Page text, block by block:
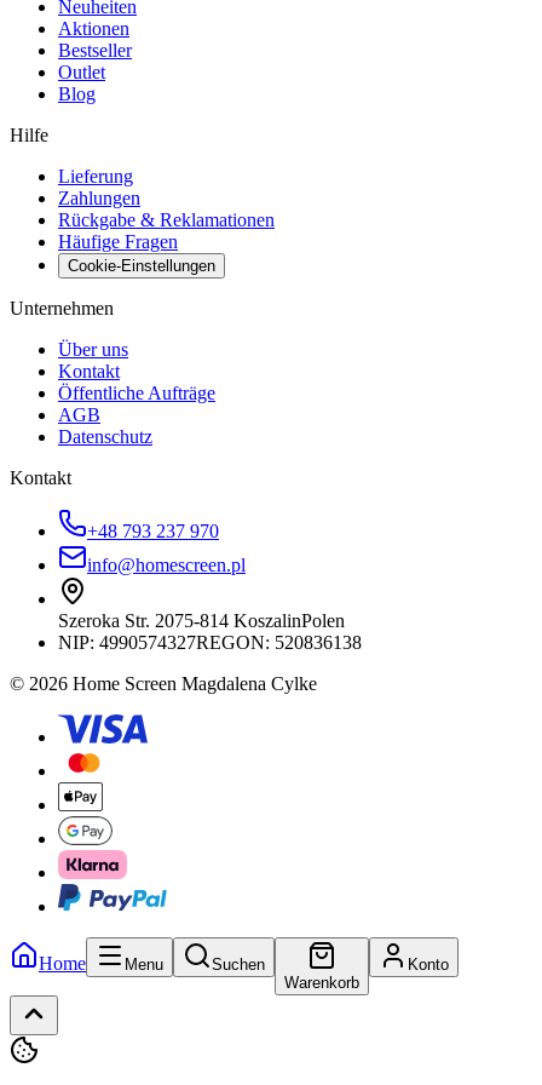
Neuheiten
Aktionen
Bestseller
Outlet
Blog
Hilfe
Lieferung
Zahlungen
Rückgabe & Reklamationen
Häufige Fragen
Cookie-Einstellungen
Unternehmen
Über uns
Kontakt
Öffentliche Aufträge
AGB
Datenschutz
Kontakt
+48 793 237 970
info@homescreen.pl
Szeroka Str. 2075-814 KoszalinPolen
NIP: 4990574327REGON: 520836138
© 2026 Home Screen Magdalena Cylke
Home Menu
Suchen
Warenkorb
Konto